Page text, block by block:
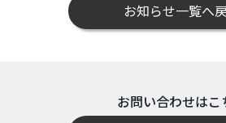
お知らせ一覧へ
お問い合わせはこ